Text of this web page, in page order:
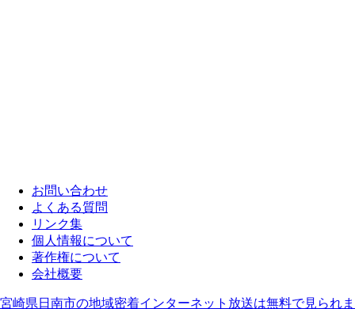
お問い合わせ
よくある質問
リンク集
個人情報について
著作権について
会社概要
宮崎県日南市の地域密着インターネット放送は無料で見られま